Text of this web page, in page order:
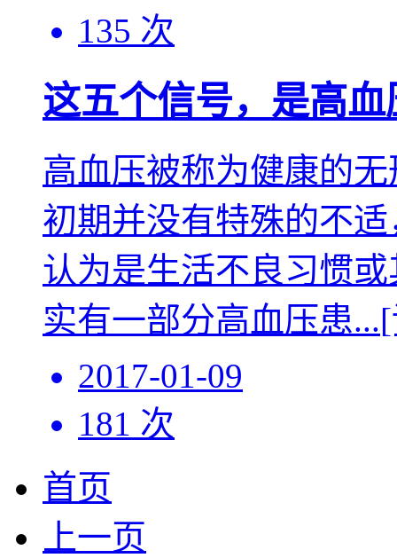
135 次
这五个信号，是高
高血压被称为健康的
初期并没有特殊的不
认为是生活不良习惯
实有一部分高血压患...
2017-01-09
181 次
首页
上一页